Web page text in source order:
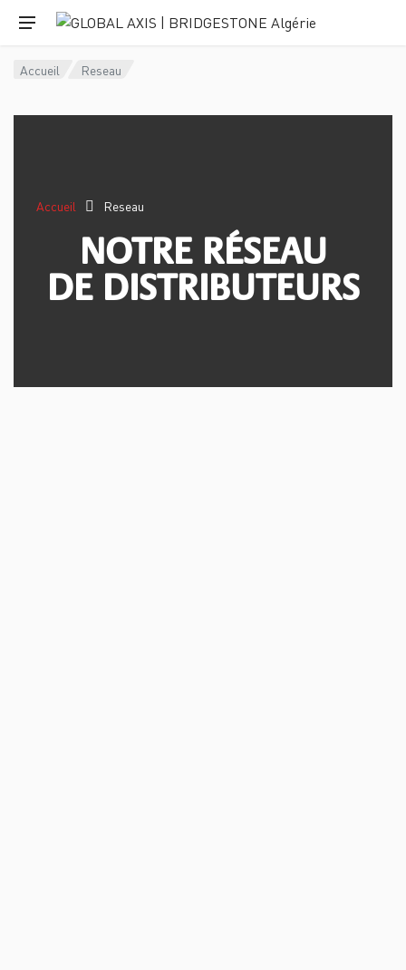
Accueil Reseau
Accueil Reseau
NOTRE RÉSEAU
DE DISTRIBUTEURS